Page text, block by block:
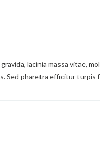
lacinia massa vitae,
Sed pharetra efficitur turpis